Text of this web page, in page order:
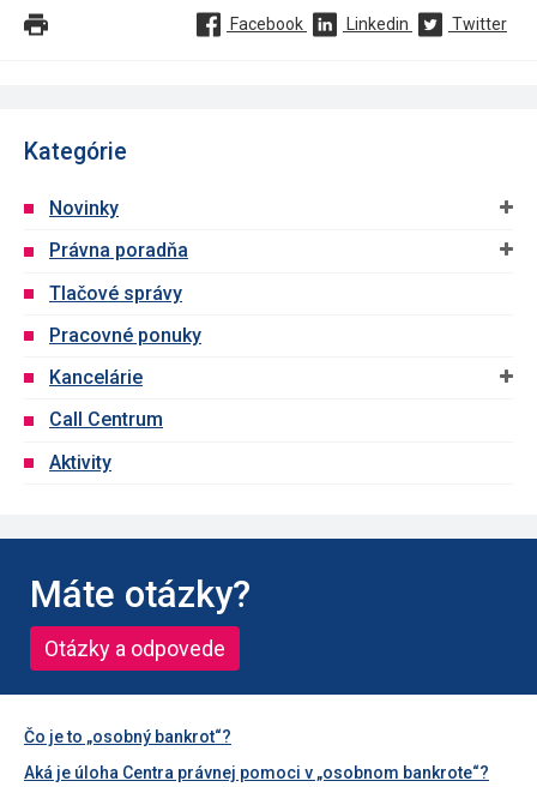
Facebook Linkedin Twitter
Kategórie
Novinky
Právna poradňa
Tlačové správy
Pracovné ponuky
Kancelárie
Call Centrum
Aktivity
Máte otázky?
Otázky a odpovede
Čo je to „osobný bankrot“?
Aká je úloha Centra právnej pomoci v „osobnom bankrote“?